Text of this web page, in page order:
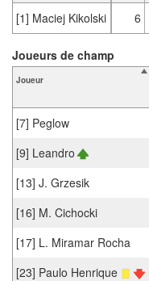
[1] Maciej Kikolski 6
Joueur
[7] Peglow
[9] Leandro
[13] J. Grzesik
[16] M. Cichocki
[17] L. Miramar Rocha
[23] Paulo Henrique
Joueurs de champ